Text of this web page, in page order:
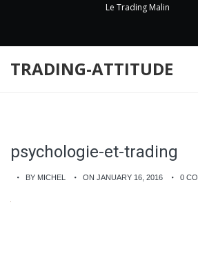
Le Trading Malin
TRADING-ATTITUDE
psychologie-et-trading
BY MICHEL ON JANUARY 16, 2016 0